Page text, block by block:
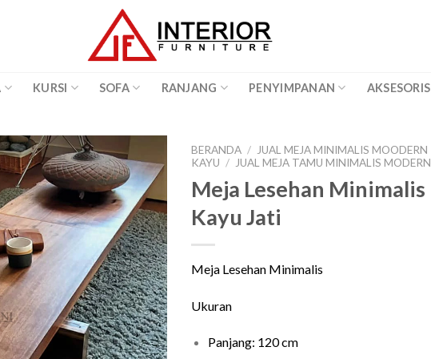
KURSI SOFA RANJANG PENYIMPANAN AKSESORIS
BERANDA /
JUAL MEJA MINIMALIS MOODERN
KAYU / JUAL MEJA TAMU MINIMALIS MODERN
Meja Lesehan Minimalis
Kayu Jati
Meja Lesehan Minimalis
Ukuran
Panjang: 120 cm